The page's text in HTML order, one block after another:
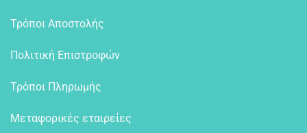
Τρόποι Αποστολής
Πολιτική Επιστροφών
Τρόποι Πληρωμής
Μεταφορικές εταιρείες